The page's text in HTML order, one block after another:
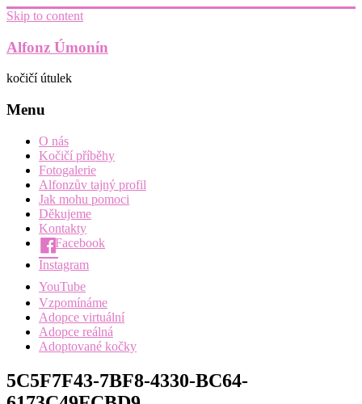
Skip to content
Alfonz Úmonín
kočičí útulek
Menu
O nás
Kočičí příběhy
Fotogalerie
Alfonzův tajný profil
Jak mohu pomoci
Děkujeme
Kontakty
Facebook
Instagram
YouTube
Vzpomínáme
Adopce virtuální
Adopce reálná
Adoptované kočky
5C5F7F43-7BF8-4330-BC64-